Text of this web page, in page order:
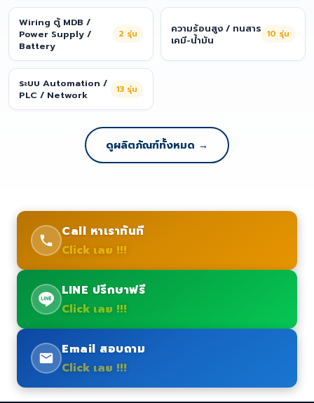
Wiring ตู้ MDB /
Power Supply /
Battery
2 รุ่น
ความร้อนสูง / ทนสาร
เคมี-น้ำมัน
10 รุ่น
ระบบ Automation /
PLC / Network
13 รุ่น
ดูผลิตภัณฑ์ทั้งหมด →
Call หาเราทันที
Click เลย !!!
LINE ปรึกษาฟรี
Click เลย !!!
Email สอบถาม
Click เลย !!!